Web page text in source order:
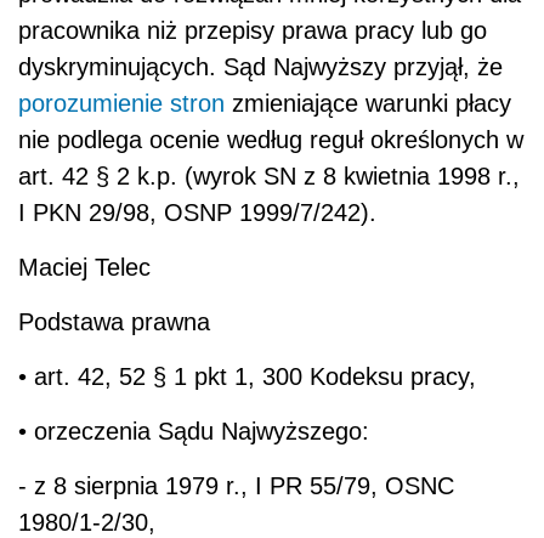
pracownika niż przepisy prawa pracy lub go
dyskryminujących. Sąd Najwyższy przyjął, że
porozumienie stron zmieniające warunki płacy
nie podlega ocenie według reguł określonych w
art. 42 § 2 k.p. (wyrok SN z 8 kwietnia 1998 r.,
I PKN 29/98, OSNP 1999/7/242).
Maciej Telec
Podstawa prawna
• art. 42, 52 § 1 pkt 1, 300 Kodeksu pracy,
• orzeczenia Sądu Najwyższego:
- z 8 sierpnia 1979 r., I PR 55/79, OSNC
1980/1-2/30,